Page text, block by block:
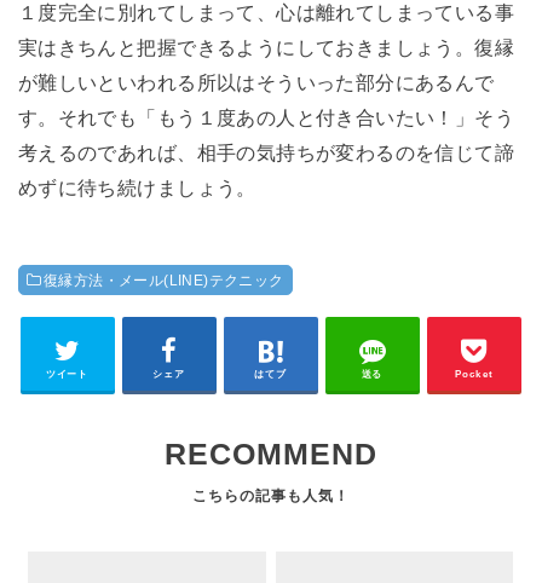
１度完全に別れてしまって、心は離れてしまっている事
実はきちんと把握できるようにしておきましょう。復縁
が難しいといわれる所以はそういった部分にあるんで
す。それでも「もう１度あの人と付き合いたい！」そう
考えるのであれば、相手の気持ちが変わるのを信じて諦
めずに待ち続けましょう。
復縁方法・メール(LINE)テクニック
ツイート シェア はてブ 送る Pocket
RECOMMEND